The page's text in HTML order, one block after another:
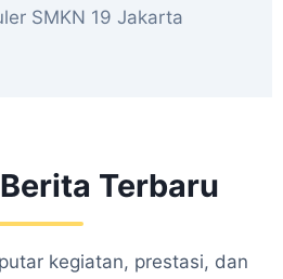
SMKN 19 Jakarta
Terbaru
kegiatan, prestasi, dan